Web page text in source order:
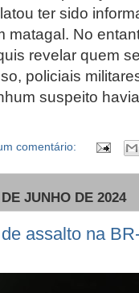
ter sido
matagal. No
revelar quem
policiais
suspeito
comentário:
JUNHO DE 2024
assalto na